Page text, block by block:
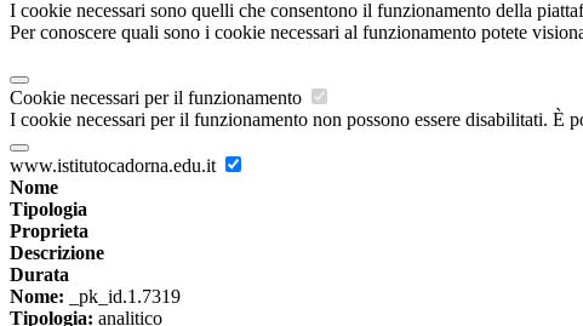
I cookie necessari sono quelli che consentono il funzionamento della
Per conoscere quali sono i cookie necessari al funzionamento potete
Cookie necessari per il funzionamento
I cookie necessari per il funzionamento non possono essere disabilitati. È
www.istitutocadorna.edu.it
Nome
Tipologia
Proprieta
Descrizione
Durata
Nome: _pk_id.1.7319
Tipologia: analitico